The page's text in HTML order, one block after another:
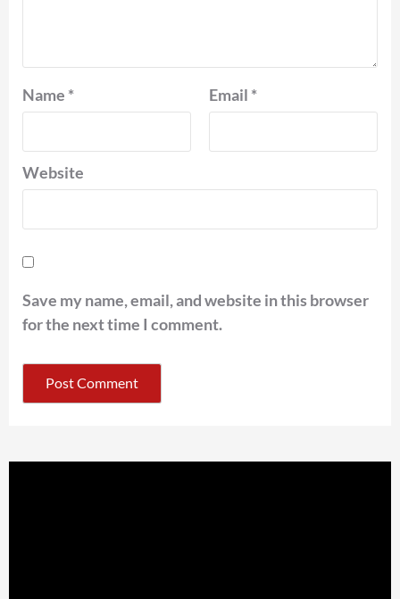
Name * Email *
Website
Save my name, email, and website in this browser
for the next time I comment.